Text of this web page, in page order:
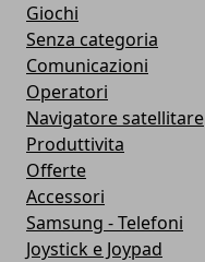
Giochi
Senza categoria
Comunicazioni
Operatori
Navigatore satellitare
Produttivita
Offerte
Accessori
Samsung - Telefoni
Joystick e Joypad